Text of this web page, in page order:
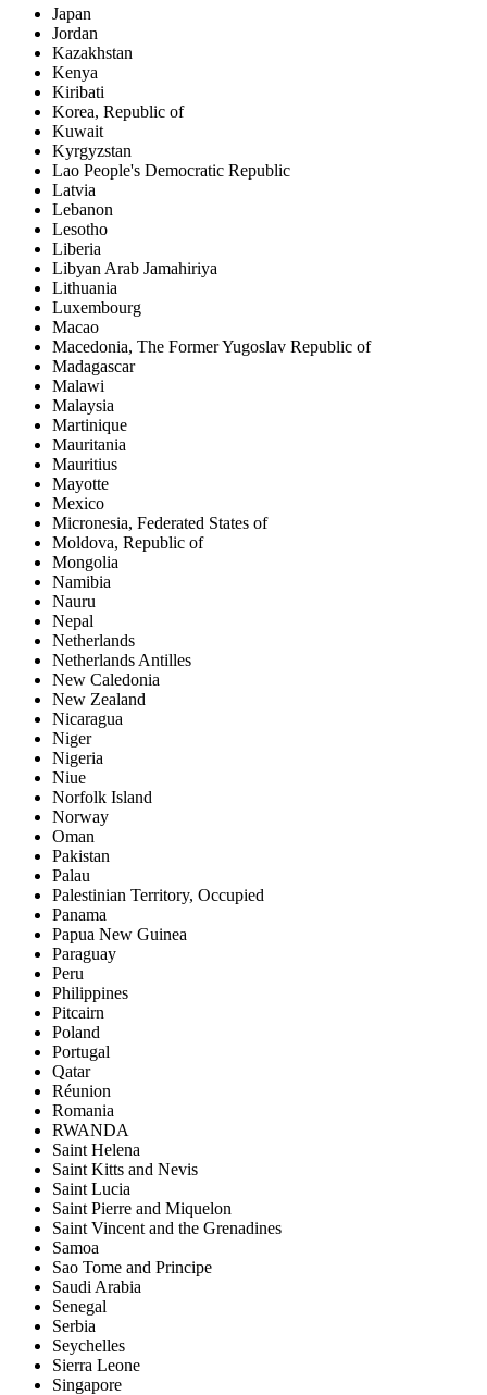
Japan
Jordan
Kazakhstan
Kenya
Kiribati
Korea, Republic of
Kuwait
Kyrgyzstan
Lao People's Democratic Republic
Latvia
Lebanon
Lesotho
Liberia
Libyan Arab Jamahiriya
Lithuania
Luxembourg
Macao
Macedonia, The Former Yugoslav Republic of
Madagascar
Malawi
Malaysia
Martinique
Mauritania
Mauritius
Mayotte
Mexico
Micronesia, Federated States of
Moldova, Republic of
Mongolia
Namibia
Nauru
Nepal
Netherlands
Netherlands Antilles
New Caledonia
New Zealand
Nicaragua
Niger
Nigeria
Niue
Norfolk Island
Norway
Oman
Pakistan
Palau
Palestinian Territory, Occupied
Panama
Papua New Guinea
Paraguay
Peru
Philippines
Pitcairn
Poland
Portugal
Qatar
Réunion
Romania
RWANDA
Saint Helena
Saint Kitts and Nevis
Saint Lucia
Saint Pierre and Miquelon
Saint Vincent and the Grenadines
Samoa
Sao Tome and Principe
Saudi Arabia
Senegal
Serbia
Seychelles
Sierra Leone
Singapore